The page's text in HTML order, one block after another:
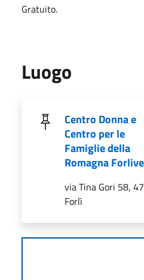
Gratuito.
Luogo
Centro Donna e
Centro per le
Famiglie della
Romagna
via Tina Gori 58,
Forlì